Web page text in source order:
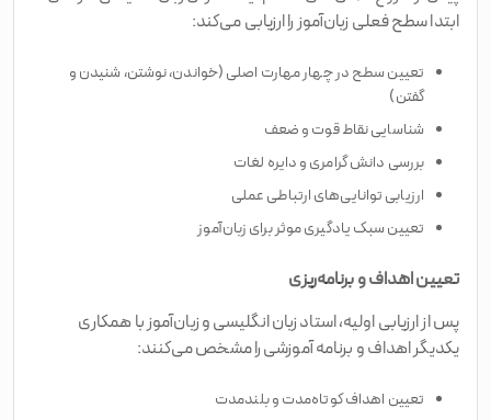
ابتدا سطح فعلی زبان‌آموز را ارزیابی می‌کند:
تعیین سطح در چهار مهارت اصلی (خواندن، نوشتن، شنیدن و
گفتن)
شناسایی نقاط قوت و ضعف
بررسی دانش گرامری و دایره لغات
ارزیابی توانایی‌های ارتباطی عملی
تعیین سبک یادگیری موثر برای زبان‌آموز
تعیین اهداف و برنامه‌ریزی
پس از ارزیابی اولیه، استاد زبان انگلیسی و زبان‌آموز با همکاری
یکدیگر اهداف و برنامه آموزشی را مشخص می‌کنند:
تعیین اهداف کوتاه‌مدت و بلندمدت